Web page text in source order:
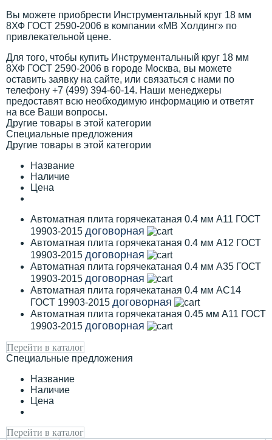
Вы можете приобрести Инструментальный круг 18 мм
8ХФ ГОСТ 2590-2006 в компании «МВ Холдинг» по
привлекательной цене.
Для того, чтобы купить Инструментальный круг 18 мм
8ХФ ГОСТ 2590-2006 в городе Москва, вы можете
оставить заявку на сайте, или связаться с нами по
телефону +7 (499) 394-60-14. Наши менеджеры
предоставят всю необходимую информацию и ответят
на все Ваши вопросы.
Другие товары в этой категории
Специальные предложения
Другие товары в этой категории
Название
Наличие
Цена
Автоматная плита горячекатаная 0.4 мм А11 ГОСТ
19903-2015 договорная
Автоматная плита горячекатаная 0.4 мм А12 ГОСТ
19903-2015 договорная
Автоматная плита горячекатаная 0.4 мм А35 ГОСТ
19903-2015 договорная
Автоматная плита горячекатаная 0.4 мм АС14
ГОСТ 19903-2015 договорная
Автоматная плита горячекатаная 0.45 мм А11 ГОСТ
19903-2015 договорная
Перейти в каталог
Специальные предложения
Название
Наличие
Цена
Перейти в каталог